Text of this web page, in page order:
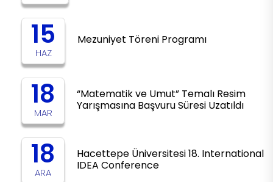
15
HAZ
Mezuniyet Töreni Programı
18
MAR
“Matematik ve Umut” Temalı Resim
Yarışmasına Başvuru Süresi Uzatıldı
18
ARA
Hacettepe Üniversitesi 18. International
IDEA Conference